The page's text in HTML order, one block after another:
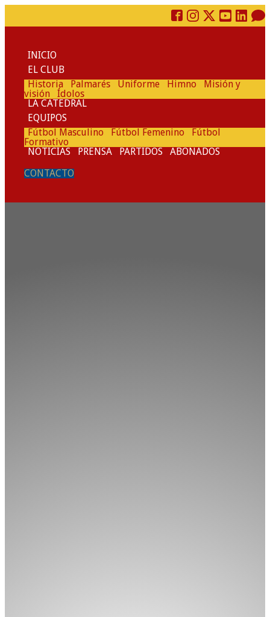
INICIO
EL CLUB
Historia
Palmarés Uniforme Himno
Misión y
visión
Ídolos
LA CATEDRAL
EQUIPOS
Fútbol Masculino
Fútbol Femenino
Fútbol
Formativo
NOTICIAS
PRENSA PARTIDOS
ABONADOS
CONTACTO